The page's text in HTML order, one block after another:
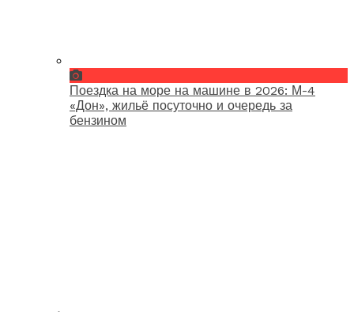
Поездка на море на машине в 2026: М-4
«Дон», жильё посуточно и очередь за
бензином